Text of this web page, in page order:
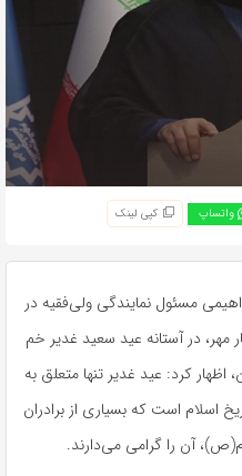
واتساپ کپی لینک
مسئول نمایندگی ولی‌فقیه در
مهر، در آستانه عید سعید غدیر خم
اظهار کرد: عید غدیر تنها متعلق به
اسلام است که بسیاری از برادران
آن را گرامی می‌دارند.